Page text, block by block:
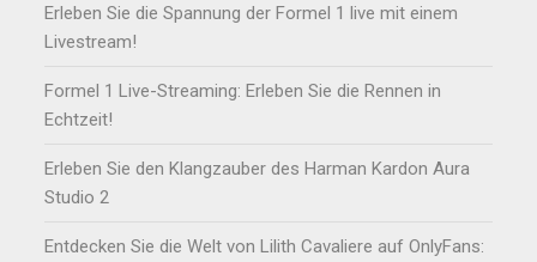
Erleben Sie die Spannung der Formel 1 live mit einem
Livestream!
Formel 1 Live-Streaming: Erleben Sie die Rennen in
Echtzeit!
Erleben Sie den Klangzauber des Harman Kardon Aura
Studio 2
Entdecken Sie die Welt von Lilith Cavaliere auf OnlyFans: